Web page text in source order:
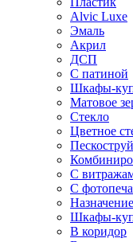
Alvic Luxe
Эмаль
Акрил
ДСП
С патиной
Шкафы-
Матовое
Стекло
Цветное
Пескоструй
С
С
Назначение
Шкафы-
В коридор